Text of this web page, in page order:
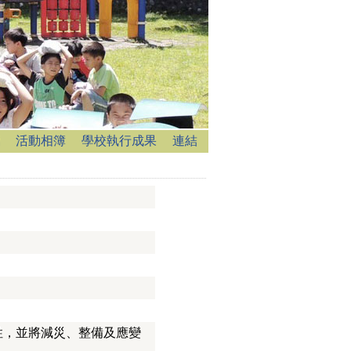
活動相簿 學校執行成果 連結
並將減災、整備及應變